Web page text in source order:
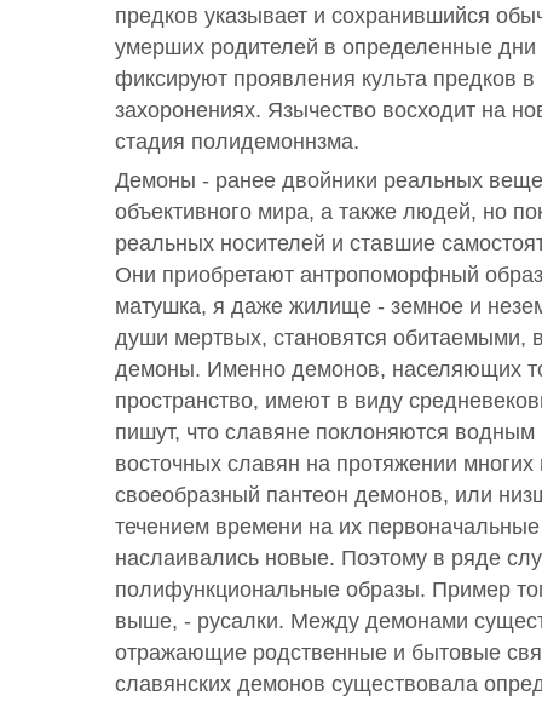
предков указывает и сохранившийся
умерших родителей в определенные дни
фиксируют проявления культа предков в
захоронениях. Язычество восходит на
стадия полидемоннзма.
Демоны - ранее двойники реальных
объективного мира, а также людей, но
реальных носителей и ставшие
Они приобретают антропоморфный
матушка, я даже жилище - земное и
души мертвых, становятся обитаемыми,
демоны. Именно демонов, населяющих
пространство, имеют в виду
пишут, что славяне поклоняются
восточных славян на протяжении
своеобразный пантеон демонов, или
течением времени на их
наслаивались новые. Поэтому в ряде
полифункциональные образы. Пример
выше, - русалки. Между демонами
отражающие родственные и бытовые
славянских демонов существовала